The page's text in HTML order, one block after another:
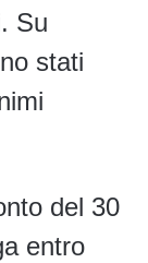
Su
stati
del 30
entro